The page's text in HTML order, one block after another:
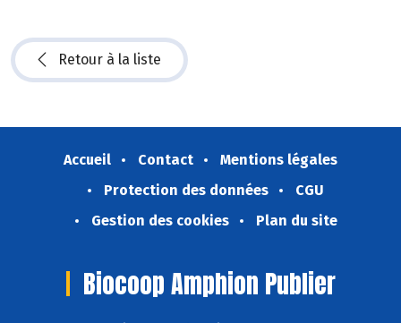
Retour à la liste
Accueil Contact
Mentions légales
Protection des données
CGU
Gestion des cookies
Plan du site
Biocoop Amphion Publier